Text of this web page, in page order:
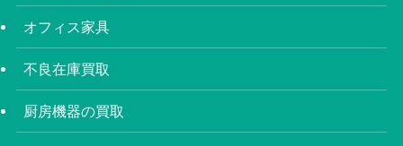
オフィス家具
不良在庫買取
厨房機器の買取